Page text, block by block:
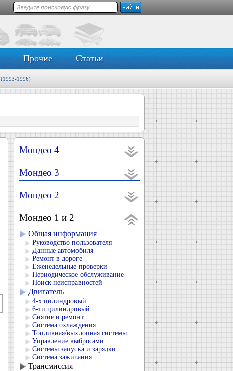
Прочие Статьи
(1993-1996)
Мондео 4
Мондео 3
Мондео 2
Мондео 1 и 2
Общая информация
Руководство пользователя
Данные автомобиля
Ремонт в дороге
Еженедельные проверки
Периодическое обслуживание
Поиск неисправностей
Двигатель
4-х цилиндровый
6-ти цилиндровый
Снятие и ремонт
Система охлаждения
Топливная/выхлопная системы
Управление выбросами
Системы запуска и зарядки
Система зажигания
Трансмиссия